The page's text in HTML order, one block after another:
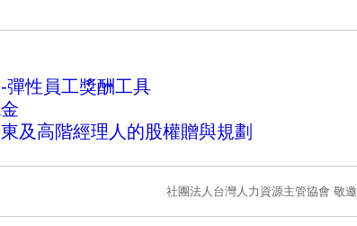
彈性員工獎酬工具
及高階經理人的股權贈與規劃
社團法人台灣人力資源主管協會 敬邀